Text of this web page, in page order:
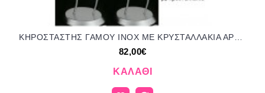
ΚΗΡΟΣΤΑΣΤΗΣ ΓΑΜΟΥ INOX ΜΕ ΚΡΥΣΤΑΛΛΑΚΙΑ ΑΡΤ Νο323/4552 82.00€!!!
82,00€
ΚΑΛΆΘΙ